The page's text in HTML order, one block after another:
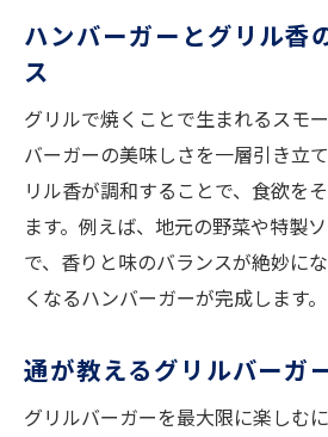
ハンバーガーとグリル香
ス
グリルで焼くことで生まれるスモ
バーガーの美味しさを一層引き立
リル香が調和することで、食欲を
ます。例えば、地元の野菜や特製
で、香りと味のバランスが絶妙に
くなるハンバーガーが完成します。
通が教えるグリルバーガ
グリルバーガーを最大限に楽しむ